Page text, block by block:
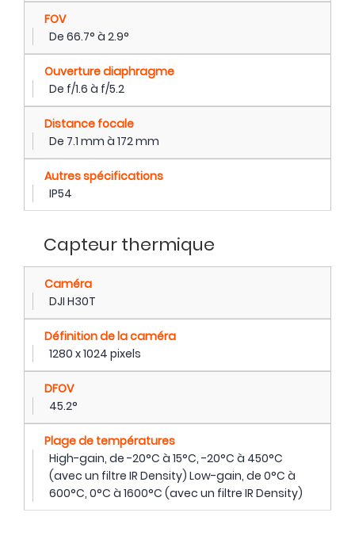
FOV
De 66.7° à 2.9°
Ouverture diaphragme
De f/1.6 à f/5.2
Distance focale
De 7.1 mm à 172 mm
Autres spécifications
IP54
Capteur thermique
Caméra
DJI H30T
Définition de la caméra
1280 x 1024 pixels
DFOV
45.2°
Plage de températures
High-gain, de -20°C à 15°C, -20°C à 450°C
(avec un filtre IR Density) Low-gain, de 0°C à
600°C, 0°C à 1600°C (avec un filtre IR Density)